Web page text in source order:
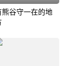
熊谷守一在的地